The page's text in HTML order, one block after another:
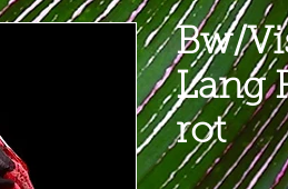
Bw/
Lang
rot